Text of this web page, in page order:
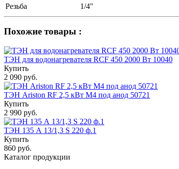
Резьба
1/4"
Похожие товары :
ТЭН для водонагревателя RCF 450 2000 Вт 10040
Купить
2 090 руб.
ТЭН Ariston RF 2,5 кВт M4 под анод 50721
Купить
2 990 руб.
ТЭН 135 А 13/1,3 S 220 ф.1
Купить
860 руб.
Каталог продукции